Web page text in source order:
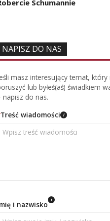
HISTORIA
Łużyc
Schumannie
NAPISZ DO NAS
masz interesujący temat,
lub byłeś(aś) świadkiem
napisz do nas.
Treść wiadomości i
i nazwisko i